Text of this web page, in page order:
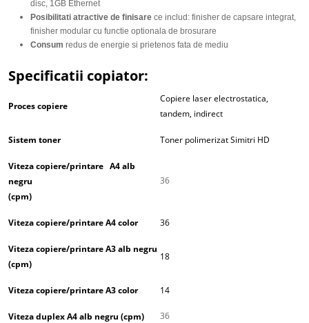
disc, 1GB Ethernet
Posibilitati atractive de finisare ce includ: finisher de capsare integrat,
finisher modular cu functie optionala de brosurare
Consum redus de energie si prietenos fata de mediu
Specificatii copiator:
Proces copiere
Copiere laser electrostatica,
tandem, indirect
Sistem toner Toner polimerizat Simitri HD
Viteza copiere/printare A4 alb
negru
(cpm)
36
Viteza copiere/printare A4 color 36
Viteza copiere/printare A3 alb negru
(cpm)
18
Viteza copiere/printare A3 color 14
Viteza duplex A4 alb negru (cpm) 36